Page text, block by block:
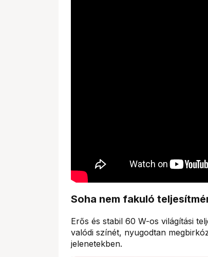
Soha nem fakuló
Erős és stabil 60 W-os világítási
valódi színét, nyugodtan
jelenetekben.